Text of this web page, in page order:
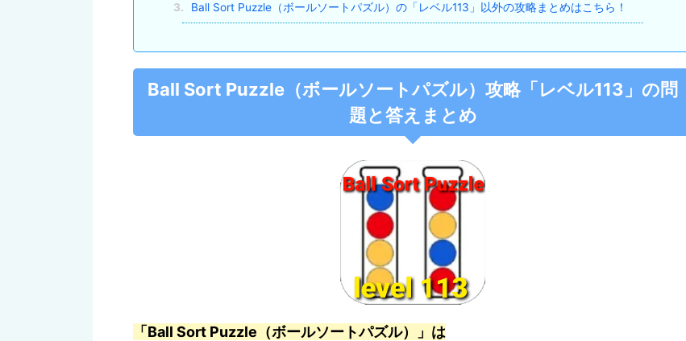
3. Ball Sort Puzzle（ボールソートパズル）の「レベル113」以外の攻略まとめはこちら！
Ball Sort Puzzle（ボールソートパズル）攻略「レベル113」の問
題と答えまとめ
「Ball Sort Puzzle（ボールソートパズル）」は